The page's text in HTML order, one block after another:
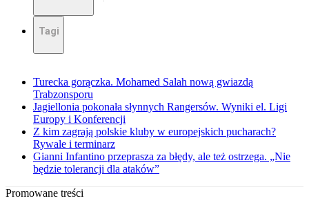
Tagi
Turecka gorączka. Mohamed Salah nową gwiazdą
Trabzonsporu
Jagiellonia pokonała słynnych Rangersów. Wyniki el. Ligi
Europy i Konferencji
Z kim zagrają polskie kluby w europejskich pucharach?
Rywale i terminarz
Gianni Infantino przeprasza za błędy, ale też ostrzega. „Nie
będzie tolerancji dla ataków”
Promowane treści